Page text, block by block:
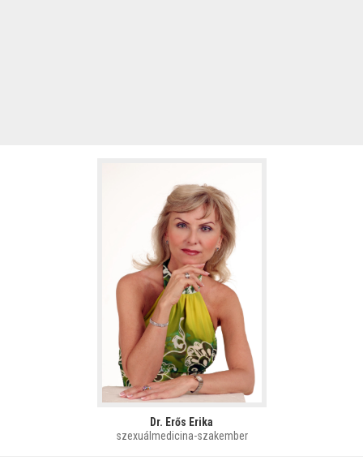
Dr. Erős Erika
szexuálmedicina-szakember